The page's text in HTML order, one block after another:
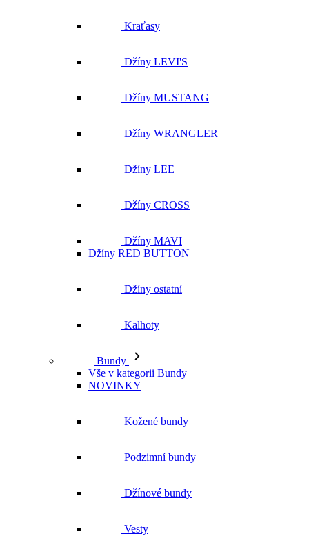
Kraťasy
Džíny LEVI'S
Džíny MUSTANG
Džíny WRANGLER
Džíny LEE
Džíny CROSS
Džíny MAVI
Džíny RED BUTTON
Džíny ostatní
Kalhoty
Bundy
Vše v kategorii Bundy
NOVINKY
Kožené bundy
Podzimní bundy
Džínové bundy
Vesty